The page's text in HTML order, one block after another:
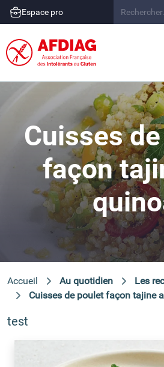
Espace pro
Cuisses
façon
Accueil Au quotidien
Les
Cuisses de poulet façon tajine
test